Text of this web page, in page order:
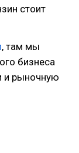
стоит
, там мы
бизнеса
и рыночную